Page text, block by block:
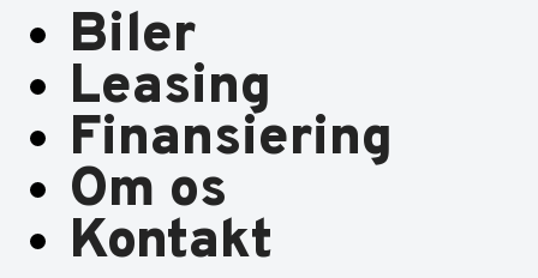
Biler
Leasing
Finansiering
Om os
Kontakt